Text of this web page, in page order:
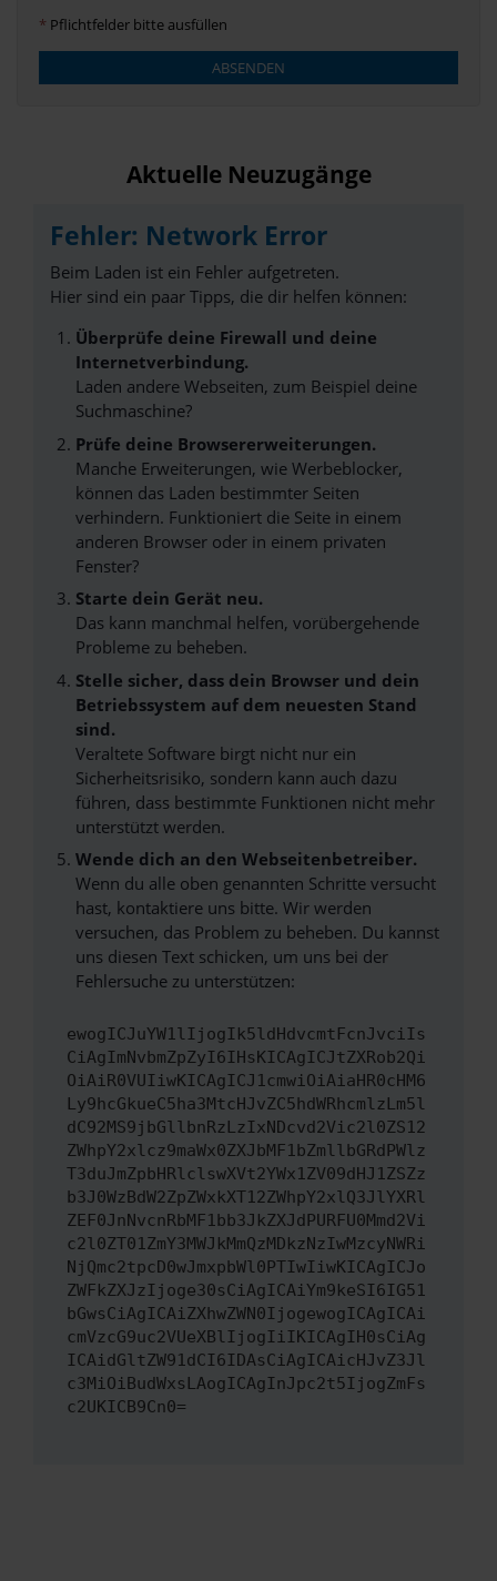
* Pflichtfelder bitte ausfüllen
ABSENDEN
Aktuelle Neuzugänge
Fehler: Network Error
Beim Laden ist ein Fehler aufgetreten.
Hier sind ein paar Tipps, die dir helfen können:
Überprüfe deine Firewall und deine
Internetverbindung.
Laden andere Webseiten, zum Beispiel deine
Suchmaschine?
Prüfe deine Browsererweiterungen.
Manche Erweiterungen, wie Werbeblocker,
können das Laden bestimmter Seiten
verhindern. Funktioniert die Seite in einem
anderen Browser oder in einem privaten
Fenster?
Starte dein Gerät neu.
Das kann manchmal helfen, vorübergehende
Probleme zu beheben.
Stelle sicher, dass dein Browser und dein
Betriebssystem auf dem neuesten Stand
sind.
Veraltete Software birgt nicht nur ein
Sicherheitsrisiko, sondern kann auch dazu
führen, dass bestimmte Funktionen nicht mehr
unterstützt werden.
Wende dich an den Webseitenbetreiber.
Wenn du alle oben genannten Schritte versucht
hast, kontaktiere uns bitte. Wir werden
versuchen, das Problem zu beheben. Du kannst
uns diesen Text schicken, um uns bei der
Fehlersuche zu unterstützen:
ewogICJuYW1lIjogIk5ldHdvcmtFcnJvciIs
CiAgImNvbmZpZyI6IHsKICAgICJtZXRob2Qi
OiAiR0VUIiwKICAgICJ1cmwiOiAiaHR0cHM6
Ly9hcGkueC5ha3MtcHJvZC5hdWRhcmlzLm5l
dC92MS9jbGllbnRzLzIxNDcvd2Vic2l0ZS12
ZWhpY2xlcz9maWx0ZXJbMF1bZmllbGRdPWlz
T3duJmZpbHRlclswXVt2YWx1ZV09dHJ1ZSZz
b3J0WzBdW2ZpZWxkXT12ZWhpY2xlQ3JlYXRl
ZEF0JnNvcnRbMF1bb3JkZXJdPURFU0Mmd2Vi
c2l0ZT01ZmY3MWJkMmQzMDkzNzIwMzcyNWRi
NjQmc2tpcD0wJmxpbWl0PTIwIiwKICAgICJo
ZWFkZXJzIjoge30sCiAgICAiYm9keSI6IG51
bGwsCiAgICAiZXhwZWN0IjogewogICAgICAi
cmVzcG9uc2VUeXBlIjogIiIKICAgIH0sCiAg
ICAidGltZW91dCI6IDAsCiAgICAicHJvZ3Jl
c3MiOiBudWxsLAogICAgInJpc2t5IjogZmFs
c2UKICB9Cn0=